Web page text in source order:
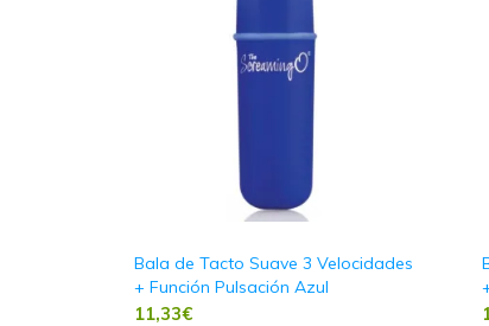
Bala de Tacto Suave 3 Velocidades
+ Función Pulsación Azul
11,33€